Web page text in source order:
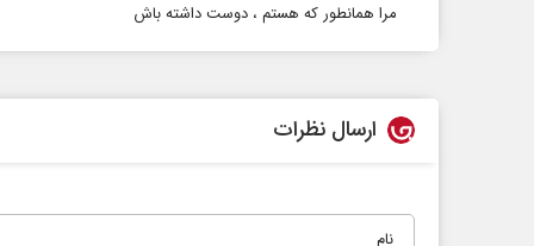
مرا همانطور که هستم ، دوست داشته باش
ارسال نظرات